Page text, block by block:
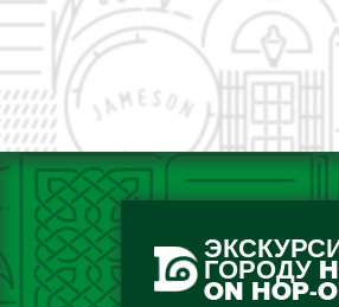
ГОРОДУ
ON HOP-